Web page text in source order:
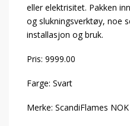
eller elektrisitet. Pakken
og slukningsverktøy, noe
installasjon og bruk.
Pris: 9999.00
Farge: Svart
Merke: ScandiFlames NOK